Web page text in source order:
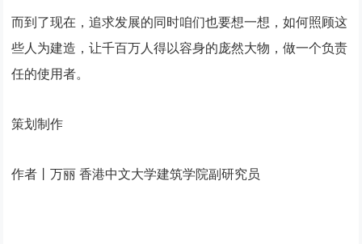
而到了现在，追求发展的同时咱们也要想一想，如何照顾这
些人为建造，让千百万人得以容身的庞然大物，做一个负责
任的使用者。
策划制作
作者丨万丽 香港中文大学建筑学院副研究员